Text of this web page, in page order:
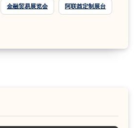
金融贸易展览会 阿联酋定制展台